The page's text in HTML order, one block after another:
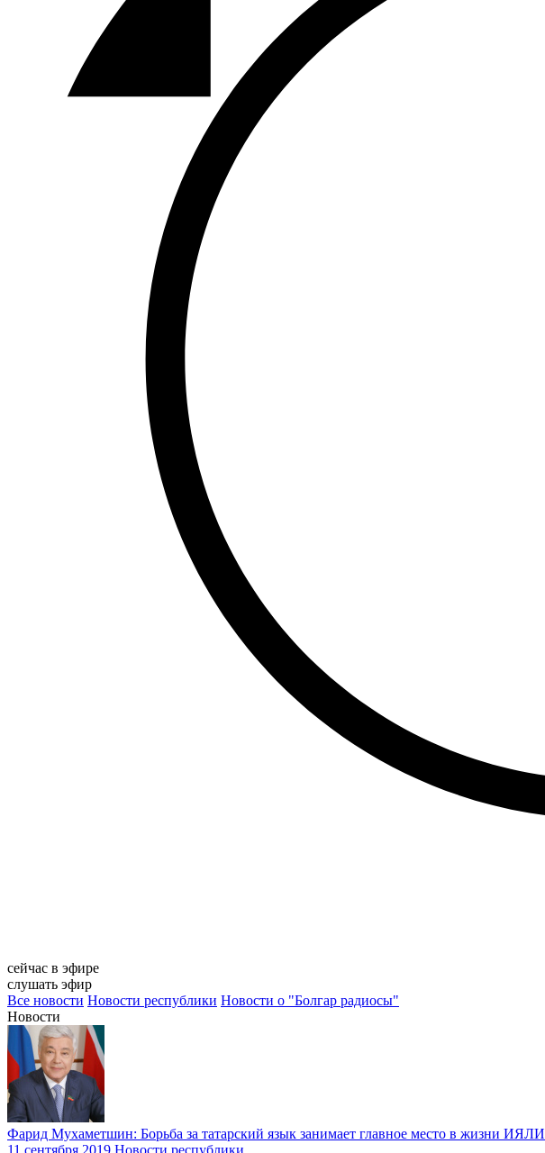
сейчас в эфире
слушать эфир
Все новости Новости республики Новости о "Болгар радиосы"
Новости
Фарид Мухаметшин: Борьба за татарский язык занимает главное место в жизни ИЯЛИ